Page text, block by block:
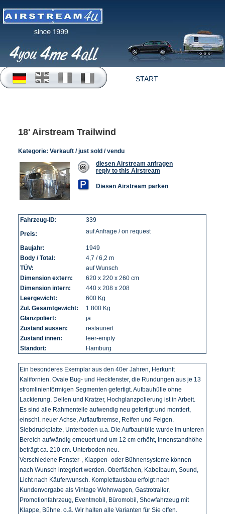
START
18' Airstream Trailwind
Kategorie: Verkauft / just sold / vendu
diesen Airstream anfragen
reply to this Airstream
Diesen Airstream parken
Fahrzeug-ID:
339
Preis:
auf Anfrage / on request
Baujahr:
1949
Body / Total:
4,7 / 6,2 m
TÜV:
auf Wunsch
Dimension extern:
620 x 220 x 260 cm
Dimension intern:
440 x 208 x 208
Leergewicht:
600 Kg
Zul. Gesamtgewicht:
1.800 Kg
Glanzpoliert:
ja
Zustand aussen:
restauriert
Zustand innen:
leer-empty
Standort:
Hamburg
Ein besonderes Exemplar aus den 40er Jahren, Herkunft
Kalifornien. Ovale Bug- und Heckfenster, die Rundungen aus je 13
stromlinienförmigen Segmenten gefertigt. Aufbauhülle ohne
Lackierung, Dellen und Kratzer, Hochglanzpolierung ist in Arbeit.
Es sind alle Rahmenteile aufwendig neu gefertigt und montiert,
einschl. neuer Achse, Auflaufbremse, Reifen und Felgen.
Siebdruckplatte, Unterboden u.a. Die Aufbauhülle wurde im unteren
Bereich aufwändig erneuert und um 12 cm erhöht, Innenstandhöhe
beträgt ca. 210 cm. Unterboden neu.
Verschiedene Fenster-, Klappen- oder Bühnensysteme können
nach Wunsch integriert werden. Oberflächen, Kabelbaum, Sound,
Licht nach Käuferwunsch. Komplettausbau erfolgt nach
Kundenvorgabe als Vintage Wohnwagen, Gastrotrailer,
Promotionfahrzeug, Eventmobil, Büromobil, Showfahrzeug mit
Klappe, Bühne. o.ä. Wir halten alle Varianten für Sie offen.